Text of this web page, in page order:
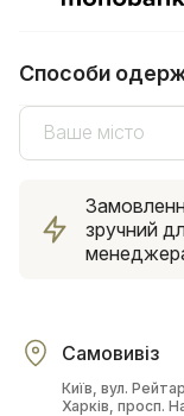
Способи
Ваше місто
зручний
Самовивіз
Київ, вул.
Харків, просп.